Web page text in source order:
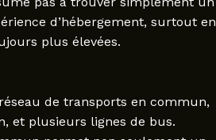
d’hébergement, surtout en
plus élevées.
de transports en commun,
et plusieurs lignes de bus.